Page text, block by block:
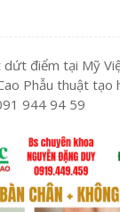
điểm tại Mỹ
Phẫu thuật
944 94 59